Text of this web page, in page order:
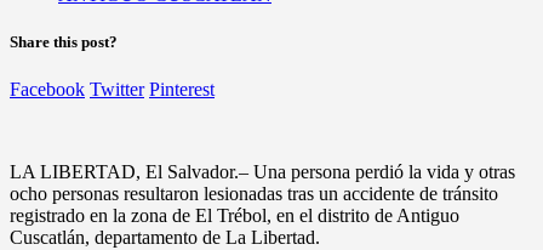
Share this post?
Facebook Twitter Pinterest
LA LIBERTAD, El Salvador.– Una persona perdió la vida y otras
ocho personas resultaron lesionadas tras un accidente de tránsito
registrado en la zona de El Trébol, en el distrito de Antiguo
Cuscatlán, departamento de La Libertad.